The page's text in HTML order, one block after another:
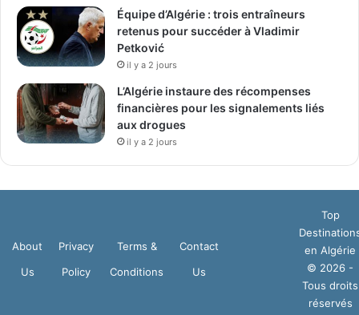
Équipe d’Algérie : trois entraîneurs
retenus pour succéder à Vladimir
Petković
il y a 2 jours
L’Algérie instaure des récompenses
financières pour les signalements liés
aux drogues
il y a 2 jours
About
Us
Privacy
Policy
Terms &
Conditions
Contact
Us
Top
en Algérie
© 2026 -
Tous droits
réservés